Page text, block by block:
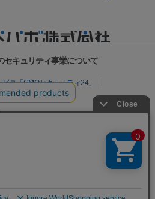
セキュリティ事業について
ス「GMOセキュリティ24」
リスク診断
）